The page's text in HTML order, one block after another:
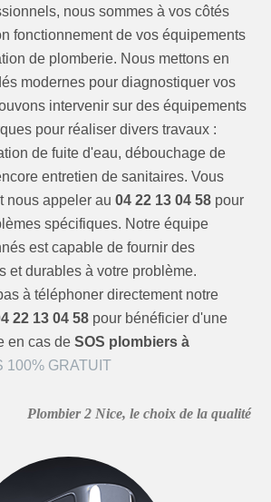
nous sommes à vos côtés
fonctionnement de vos équipements
de plomberie. Nous mettons en
modernes pour diagnostiquer vos
intervenir sur des équipements
pour réaliser divers travaux :
de fuite d'eau, débouchage de
entretien de sanitaires. Vous
nous appeler au04 22 13 04 58 pour
spécifiques. Notre équipe
est capable de fournir des
et durables à votre problème.
à téléphoner directement notre
22 13 04 58 pour bénéficier d'une
en cas deSOS plombiers à
100% GRATUIT
Plombier 2 Nice, le choix de la qualité